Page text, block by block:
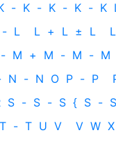
- K - K - K - K
- L L + L ± L L
- M + M - M - M
N - N O P - P
S - S - S { S - S
T - T U V V W X